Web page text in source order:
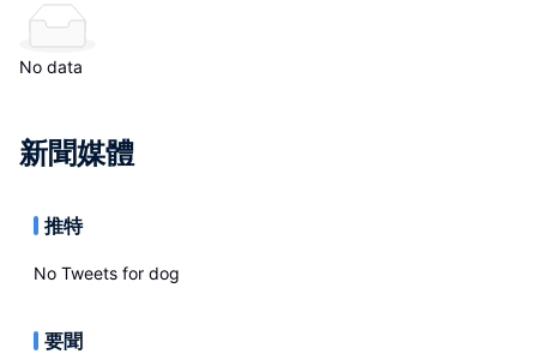
No data
新聞媒體
推特
No Tweets for dog
要聞